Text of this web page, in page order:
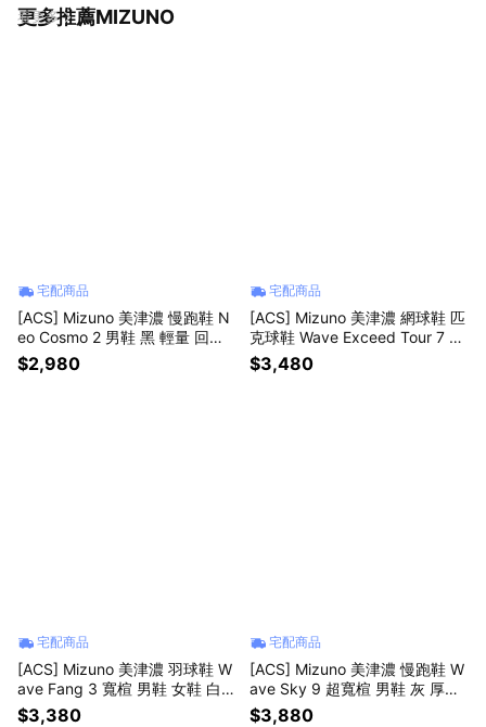
更多推薦MIZUNO
看更多
宅配商品
[ACS] Mizuno 美津濃 慢跑鞋 N
eo Cosmo 2 男鞋 黑 輕量 回彈
運動鞋 J1GU2612-81
$2,980
宅配商品
[ACS] Mizuno 美津濃 網球鞋 匹
克球鞋 Wave Exceed Tour 7 A
C 男鞋 白 避震 61GA2670-02
$3,480
宅配商品
[ACS] Mizuno 美津濃 羽球鞋 W
ave Fang 3 寬楦 男鞋 女鞋 白
避震 室內運動 71GA2613-04
$3,380
宅配商品
[ACS] Mizuno 美津濃 慢跑鞋 W
ave Sky 9 超寬楦 男鞋 灰 厚底
緩震 運動鞋 J1GC2511-64
$3,880